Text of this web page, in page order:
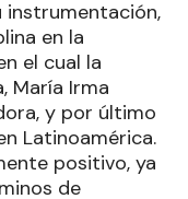
instrumentación,
en la
el cual la
María Irma
y por último
Latinoamérica.
positivo, ya
de